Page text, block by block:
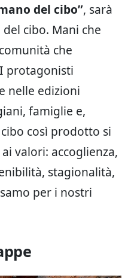
del cibo”, sarà
cibo. Mani che
che
protagonisti
nelle edizioni
famiglie e,
così prodotto si
valori: accoglienza,
stagionalità,
per i nostri